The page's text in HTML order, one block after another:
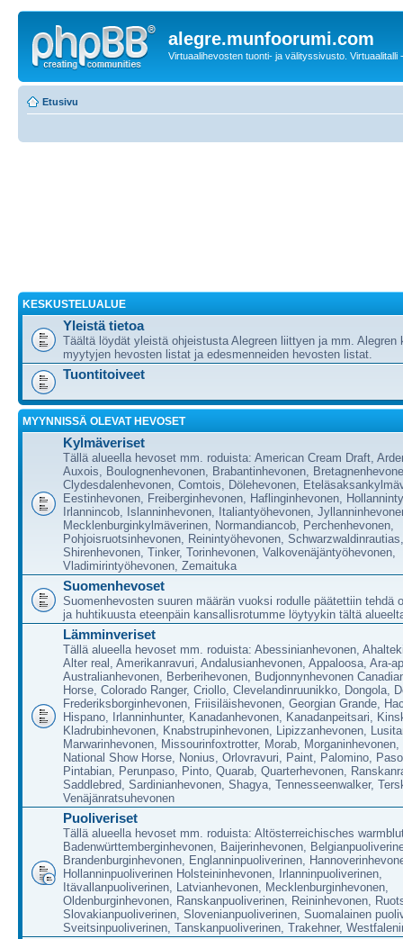
alegre.munfoorumi.com
Virtuaalihevosten tuonti- ja välityssivusto. Virtuaalitalli
Etusivu
KESKUSTELUALUE
Yleistä tietoa
Täältä löydät yleistä ohjeistusta Alegreen liittyen ja mm. Alegren
myytyjen hevosten listat ja edesmenneiden hevosten listat.
Tuontitoiveet
MYYNNISSÄ OLEVAT HEVOSET
Kylmäveriset
Tällä alueella hevoset mm. roduista: American Cream Draft,
Auxois, Boulognenhevonen, Brabantinhevonen,
Clydesdalenhevonen, Comtois, Dölehevonen,
Eestinhevonen, Freiberginhevonen, Haflinginhevonen,
Irlannincob, Islanninhevonen, Italiantyöhevonen,
Mecklenburginkylmäverinen, Normandiancob, Perchenhevonen,
Pohjoisruotsinhevonen, Reinintyöhevonen, Schwarzwaldinrautias,
Shirenhevonen, Tinker, Torinhevonen, Valkovenäjäntyöhevonen,
Vladimirintyöhevonen, Zemaituka
Suomenhevoset
Suomenhevosten suuren määrän vuoksi rodulle päätettiin tehdä
ja huhtikuusta eteenpäin kansallisrotumme löytyykin tältä
Lämminveriset
Tällä alueella hevoset mm. roduista: Abessinianhevonen,
Alter real, Amerikanravuri, Andalusianhevonen, Appaloosa, Ara-
Australianhevonen, Berberihevonen, Budjonnynhevonen
Horse, Colorado Ranger, Criollo, Clevelandinruunikko, Dongola,
Frederiksborginhevonen, Friisiläishevonen, Georgian Grande,
Hispano, Irlanninhunter, Kanadanhevonen, Kanadanpeitsari,
Kladrubinhevonen, Knabstrupinhevonen, Lipizzanhevonen,
Marwarinhevonen, Missourinfoxtrotter, Morab,
National Show Horse, Nonius, Orlovravuri, Paint, Palomino,
Pintabian, Perunpaso, Pinto, Quarab, Quarterhevonen,
Saddlebred, Sardinianhevonen, Shagya, Tennesseenwalker,
Venäjänratsuhevonen
Puoliveriset
Tällä alueella hevoset mm. roduista: Altösterreichisches
Badenwürttemberginhevonen, Baijerinhevonen,
Brandenburginhevonen, Englanninpuoliverinen,
Hollanninpuoliverinen Holsteininhevonen, Irlanninpuoliverinen,
Itävallanpuoliverinen, Latvianhevonen, Mecklenburginhevonen,
Oldenburginhevonen, Ranskanpuoliverinen, Reininhevonen,
Slovakianpuoliverinen, Slovenianpuoliverinen, Suomalainen
Sveitsinpuoliverinen, Tanskanpuoliverinen, Trakehner,